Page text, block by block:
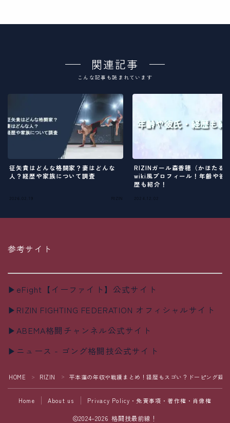
関連記事
こんな記事も読まれています
征矢貴はどんな格闘家？妻はどんな
人？経歴や家族について調査
2026.02.19 RIZIN
RIZINガール森香穂（かほたる
wiki風プロフィール！年齢や彼
歴も紹介！
2024.12.02
参考サイト
▶eFight【イーファイト】公式サイト
▶RIZIN FIGHTING FEDERATION オフィシャルサイト
▶ABEMA格闘チャンネル公式サイト
▶ニュース - ゴング格闘技公式サイト
HOME ＞ RIZIN ＞ 平本蓮の年収や戦績まとめ！経歴もスゴい？ドーピング疑
Home About us Privacy Policy・免責事項・著作権・肖像権
2024–2026 格闘技最前線！